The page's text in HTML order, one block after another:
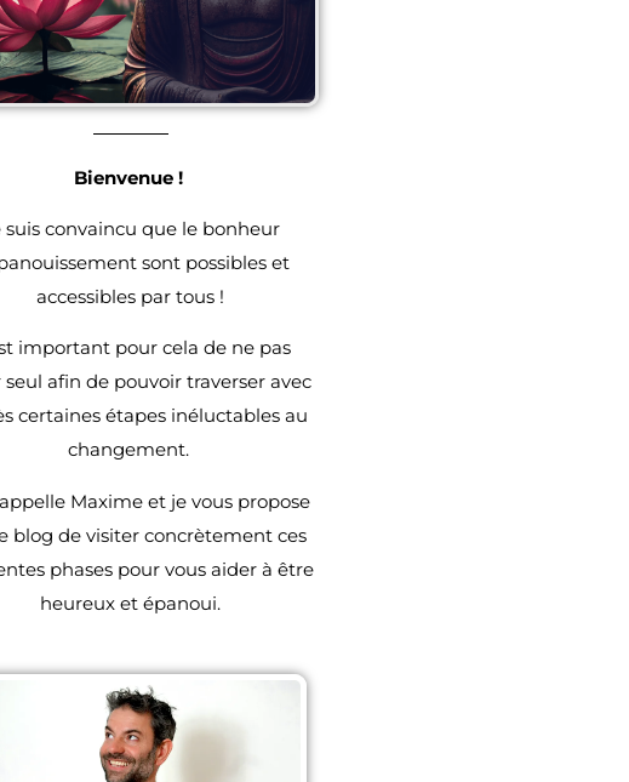
Bienvenue !
suis convaincu que le bonheur
sont possibles et
accessibles par tous !
important pour cela de ne pas
seul afin de pouvoir traverser avec
certaines étapes inéluctables au
changement.
Maxime et je vous propose
blog de visiter concrètement ces
phases pour vous aider à être
heureux et épanoui.